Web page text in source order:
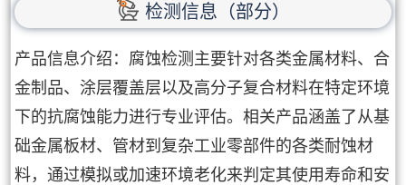
检测信息（部分）
产品信息介绍：腐蚀检测主要针对各类金属材料、合
金制品、涂层覆盖层以及高分子复合材料在特定环境
下的抗腐蚀能力进行专业评估。相关产品涵盖了从基
础金属板材、管材到复杂工业零部件的各类耐蚀材
料，通过模拟或加速环境老化来判定其使用寿命和安